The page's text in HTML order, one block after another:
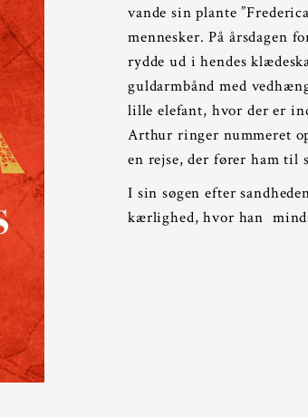
vande sin plante
mennesker. På årsdagen
rydde ud i hendes
guldarmbånd med
lille elefant, hvor der er
Arthur ringer nummeret
en rejse, der fører ham til
I sin søgen efter
kærlighed, hvor han